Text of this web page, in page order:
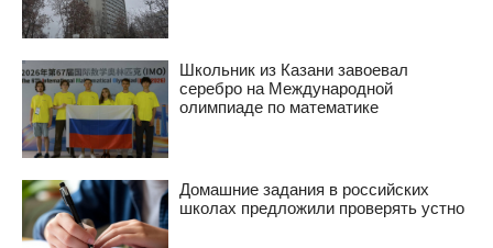
Школьник из Казани завоевал
серебро на Международной
олимпиаде по математике
Домашние задания в российских
школах предложили проверять устно